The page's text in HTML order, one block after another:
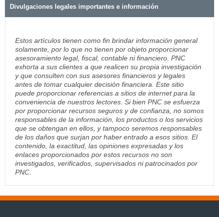
Divulgaciones legales importantes e información
Estos artículos tienen como fin brindar información general
solamente, por lo que no tienen por objeto proporcionar
asesoramiento legal, fiscal, contable ni financiero. PNC
exhorta a sus clientes a que realicen su propia investigación
y que consulten con sus asesores financieros y legales
antes de tomar cualquier decisión financiera. Este sitio
puede proporcionar referencias a sitios de internet para la
conveniencia de nuestros lectores. Si bien PNC se esfuerza
por proporcionar recursos seguros y de confianza, no somos
responsables de la información, los productos o los servicios
que se obtengan en ellos, y tampoco seremos responsables
de los daños que surjan por haber entrado a esos sitios. El
contenido, la exactitud, las opiniones expresadas y los
enlaces proporcionados por estos recursos no son
investigados, verificados, supervisados ni patrocinados por
PNC.